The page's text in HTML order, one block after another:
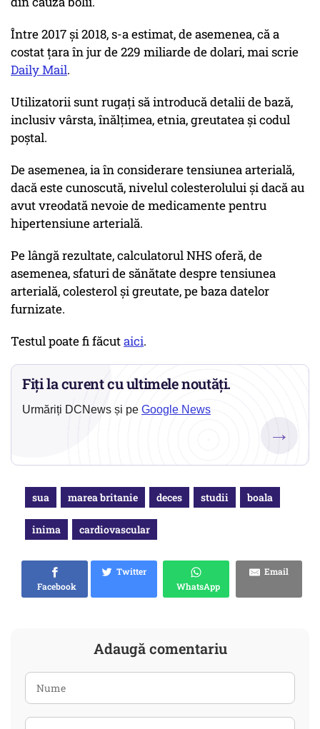
Între 2017 și 2018, s-a estimat, de asemenea, că a
costat țara în jur de 229 miliarde de dolari, mai scrie
Daily Mail.
Utilizatorii sunt rugați să introducă detalii de bază,
inclusiv vârsta, înălțimea, etnia, greutatea și codul
poștal.
De asemenea, ia în considerare tensiunea arterială,
dacă este cunoscută, nivelul colesterolului și dacă au
avut vreodată nevoie de medicamente pentru
hipertensiune arterială.
Pe lângă rezultate, calculatorul NHS oferă, de
asemenea, sfaturi de sănătate despre tensiunea
arterială, colesterol și greutate, pe baza datelor
furnizate.
Testul poate fi făcutaici.
Fiți la curent cu ultimele noutăți.
Urmăriți DCNews și pe Google News
→
sua marea britanie deces studii boala
inima cardiovascular
Facebook
Twitter
WhatsApp
Email
Adaugă comentariu